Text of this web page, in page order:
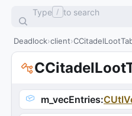
Type / to search
Deadlock client
m_vecEntries: